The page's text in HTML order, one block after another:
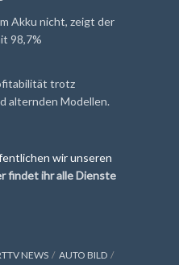
Akku nicht, zeigt der
98,7%
trotz
alternden Modellen.
wir unseren
findet ihr alle Dienste
NEWS
AUTO BILD